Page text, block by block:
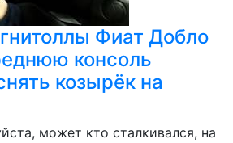
Фиат Добло
консоль
козырёк на
может кто сталкивался, на